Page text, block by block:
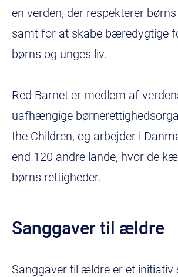
en verden, der respekterer
samt for at skabe bæredygtige
børns og unges liv.
Red Barnet er medlem af
uafhængige
the Children, og arbejder i
end 120 andre lande, hvor de
børns rettigheder.
Sanggaver til ældre
Sanggaver til ældre er et initiativ